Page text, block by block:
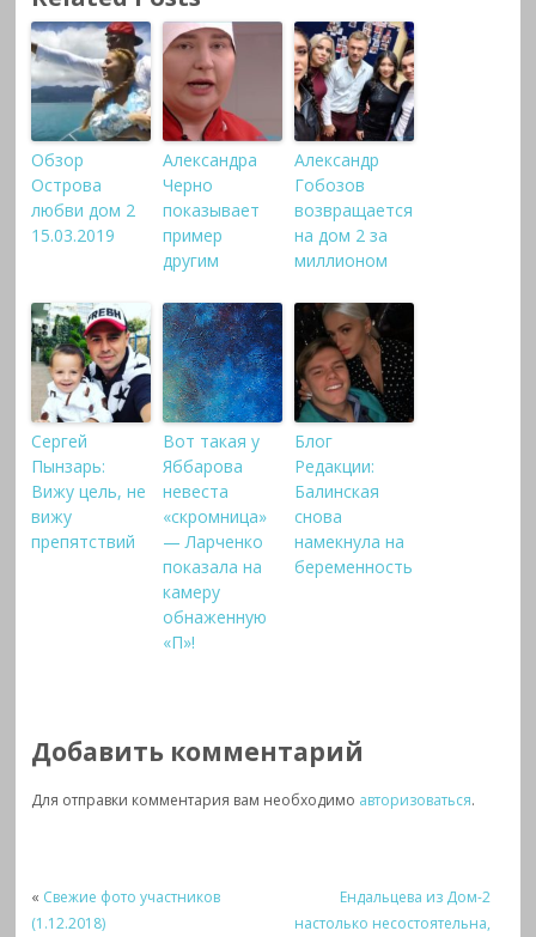
Обзор
Острова
любви дом 2
15.03.2019
Александра
Черно
показывает
пример
другим
Александр
Гобозов
возвращается
на дом 2 за
миллионом
Сергей
Пынзарь:
Вижу цель, не
вижу
препятствий
Вот такая у
Яббарова
невеста
«скромница»
— Ларченко
показала на
камеру
обнаженную
«П»!
Блог
Редакции:
Балинская
снова
намекнула на
беременность
Добавить комментарий
Для отправки комментария вам необходимо авторизоваться.
« Свежие фото участников
(1.12.2018)
Ендальцева из Дом-2
настолько несостоятельна,